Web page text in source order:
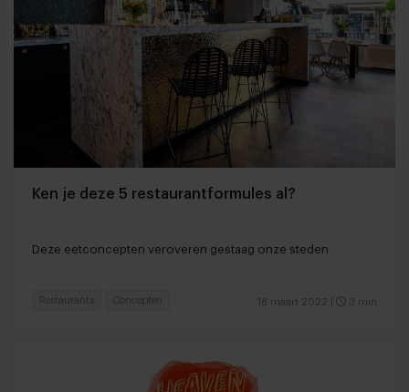
Ken je deze 5 restaurantformules al?
Deze eetconcepten veroveren gestaag onze steden
18 maart 2022 3 min
Restaurants Concepten